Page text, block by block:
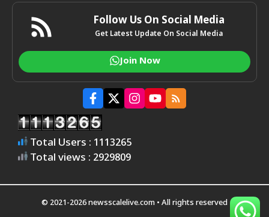
Follow Us On Social Media
Get Latest Update On Social Media
Join Now
Total Users : 1113265
Total views : 2929809
© 2021-2026 newsscalelive.com • All rights reserved